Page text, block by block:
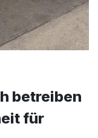
betreiben
für